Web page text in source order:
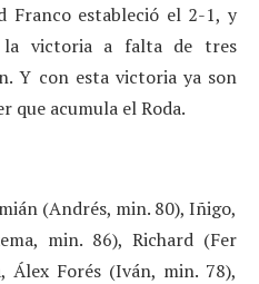
Franco estableció el 2-1, y
la victoria a falta de tres
Y con esta victoria ya son
que acumula el Roda.
(Andrés, min. 80), Iñigo,
min. 86), Richard (Fer
Álex Forés (Iván, min. 78),